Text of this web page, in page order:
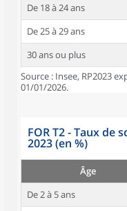
De 18 à 24 ans
De 25 à 29 ans
30 ans ou plus
Source : Insee, RP2023
01/01/2026.
FOR T2 - Taux de
2023 (en %)
Âge
De 2 à 5 ans